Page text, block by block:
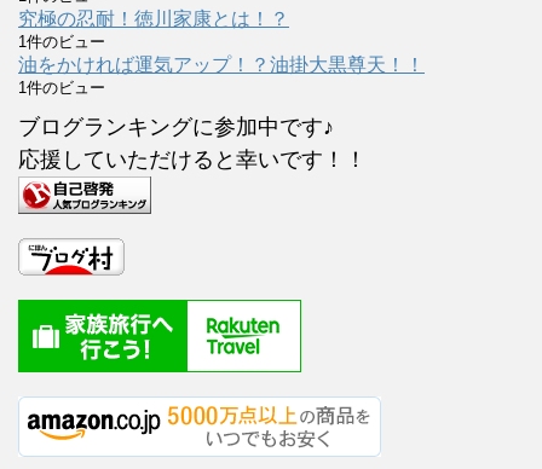
究極の忍耐！徳川家康とは！？
1件のビュー
油をかければ運気アップ！？油掛大黒尊天！！
1件のビュー
ブログランキングに参加中です♪
応援していただけると幸いです！！